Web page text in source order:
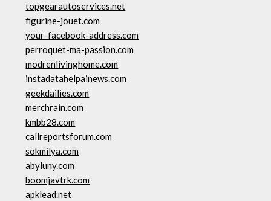
topgearautoservices.net
figurine-jouet.com
your-facebook-address.com
perroquet-ma-passion.com
modrenlivinghome.com
instadatahelpainews.com
geekdailies.com
merchrain.com
kmbb28.com
callreportsforum.com
sokmilya.com
abyluny.com
boomjavtrk.com
apklead.net